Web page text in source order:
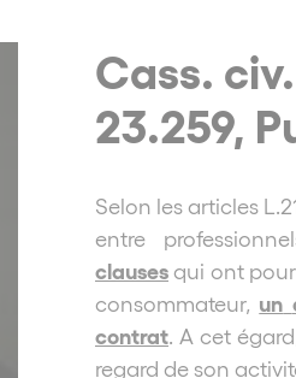
Cass.
23.259,
Selon les articles
entre
clausesqui ont
consommateur, un
contrat . A cet
regard de son